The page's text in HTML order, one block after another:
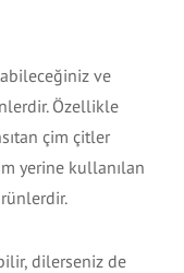
ve
Özellikle
çim çitler
yerine kullanılan
dilerseniz de